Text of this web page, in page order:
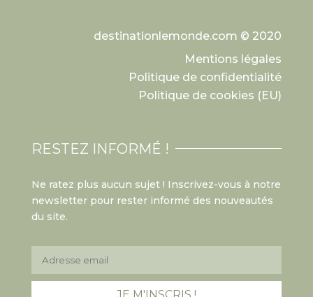
destinationlemonde.com © 2020
Mentions légales
Politique de confidentialité
Politique de cookies (EU)
RESTEZ INFORMÉ !
Ne ratez plus aucun sujet ! Inscrivez-vous à notre
newsletter pour rester informé des nouveautés
du site.